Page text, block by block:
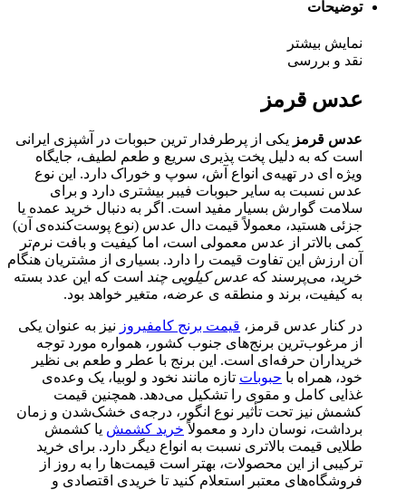
توضیحات
نمایش بیشتر
نقد و بررسی
عدس قرمز
عدس قرمز یکی از پرطرفدار ترین حبوبات در آشپزی ایرانی
است که به‌ دلیل پخت‌ پذیری سریع و طعم لطیف، جایگاه
ویژه‌ ای در تهیه‌ی انواع آش، سوپ و خوراک دارد. این نوع
عدس نسبت به سایر حبوبات فیبر بیشتری دارد و برای
سلامت گوارش بسیار مفید است. اگر به دنبال خرید عمده یا
جزئی هستید، معمولاً قیمت دال عدس (نوع پوست‌کنده‌ی آن)
کمی بالاتر از عدس معمولی است، اما کیفیت و بافت نرم‌تر
آن ارزش این تفاوت قیمت را دارد. بسیاری از مشتریان هنگام
خرید، می‌پرسند که عدس کیلویی چند است که این عدد بسته
به کیفیت، برند و منطقه‌ ی عرضه، متغیر خواهد بود.
در کنار عدس قرمز، قیمت برنج کامفیروز نیز به‌ عنوان یکی
از مرغوب‌ترین برنج‌های جنوب کشور، همواره مورد توجه
خریداران حرفه‌ای است. این برنج با عطر و طعم بی‌ نظیر
خود، همراه با حبوبات تازه مانند نخود و لوبیا، یک وعده‌ی
غذایی کامل و مقوی را تشکیل می‌دهد. همچنین قیمت
کشمش نیز تحت تأثیر نوع انگور، درجه‌ی خشک‌شدن و زمان
برداشت، نوسان دارد و معمولاًخرید کشمش یا کشمش
طلایی قیمت بالاتری نسبت به انواع دیگر دارد. برای خرید
ترکیبی از این محصولات، بهتر است قیمت‌ها را به‌ روز از
فروشگاه‌های معتبر استعلام کنید تا خریدی اقتصادی و